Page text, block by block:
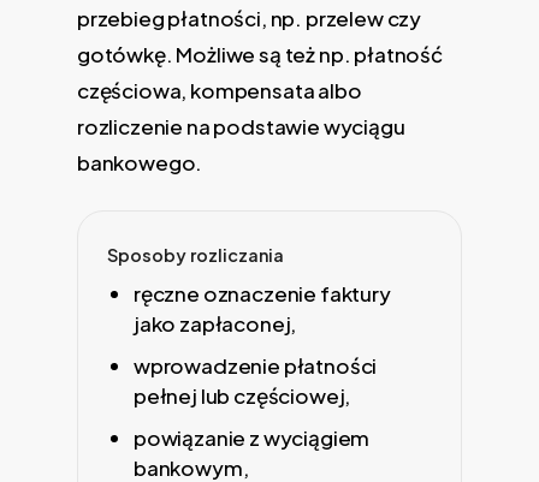
przebieg płatności, np. przelew czy
gotówkę. Możliwe są też np. płatność
częściowa, kompensata albo
rozliczenie na podstawie wyciągu
bankowego.
Sposoby rozliczania
ręczne oznaczenie faktury
jako zapłaconej,
wprowadzenie płatności
pełnej lub częściowej,
powiązanie z wyciągiem
bankowym,